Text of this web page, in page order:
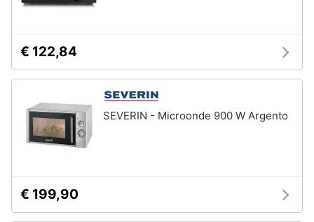
€ 122,84
SEVERIN - Microonde 900 W Argento
€ 199,90